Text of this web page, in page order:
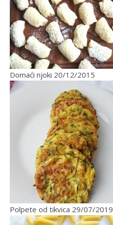
Domaći njoki 20/12/2015
Polpete od tikvica 29/07/2019